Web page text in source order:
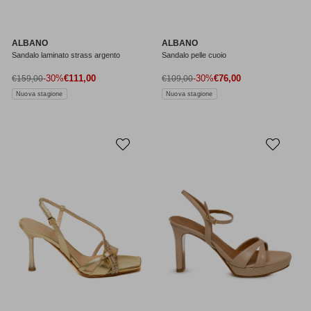
ALBANO
Sandalo laminato strass argento
Prezzo di vendita
€111,00
Prezzo normale
€159,00-30%
Nuova stagione
ALBANO
Sandalo pelle cuoio
Prezzo di vendita
€76,00
Prezzo normale
€109,00-30%
Nuova stagione